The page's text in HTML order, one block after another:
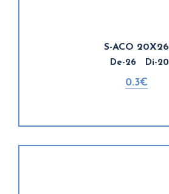
S-ACO 20X26
De-26 Di-20
0.3€